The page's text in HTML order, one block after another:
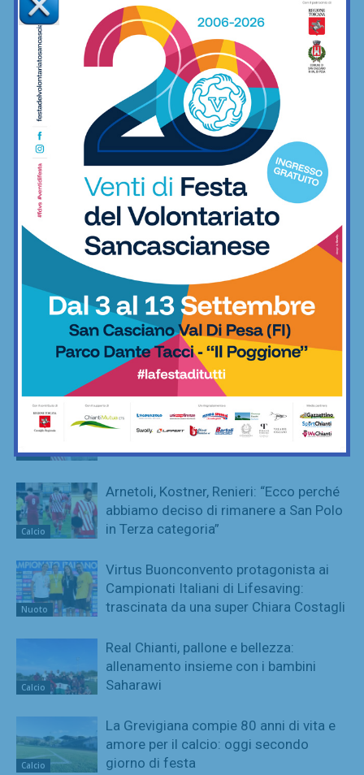
Redazione
La redazione di SportChianti dà spazio, ogni giorno, a tutti gli
sport nei comuni chiantigiani: calcio, pallavolo, basket,
pallamano, baseball, karate, danza, ginnastica, ciclismo...
Articoli correlati
Memorial Forzieri, a Strada in rampa di
lancio la quarta edizione del torneo
Calcio
San Polo, un Niccolò Nocentini in più…
nel motore: altro nuovo acquisto
Calcio
Arnetoli, Kostner, Renieri: “Ecco perché
abbiamo deciso di rimanere a San Polo
in Terza categoria”
Nuoto
Virtus Buonconvento protagonista ai
Campionati Italiani di Lifesaving:
trascinata da una super Chiara Costagli
Calcio
Real Chianti, pallone e bellezza:
allenamento insieme con i bambini
Saharawi
Calcio
La Grevigiana compie 80 anni di vita e
amore per il calcio: oggi secondo
giorno di festa